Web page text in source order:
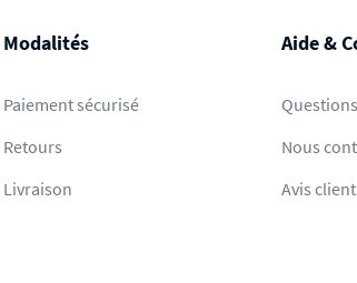
Modalités
Paiement sécurisé
Retours
Livraison
Aide &
Nous
Avis